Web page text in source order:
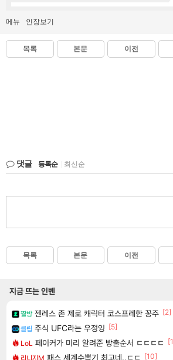
메뉴 인장보기
목록 본문 이전
댓글 등록순 최신순
목록 본문 이전
지금 뜨는 인벤
짤방 젠레스 존 제로 캐릭터 코스프레한 꽁주 [2]
클립 주식 UFC라는 우정잉 [5]
LoL 페이커가 미리 알려준 방출순서 ㄷㄷㄷㄷ
리니지M 패스 세계수뽑기 최고네..ㄷㄷ
[10]